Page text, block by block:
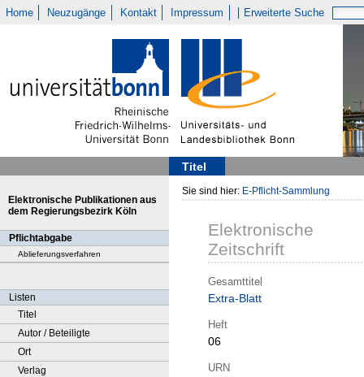
Home Neuzugänge Kontakt Impressum Erweiterte Suche
Titel
Elektronische Publikationen aus
dem Regierungsbezirk Köln
Pflichtabgabe
Ablieferungsverfahren
Listen
Titel
Autor / Beteiligte
Ort
Verlag
Sie sind hier: E-Pflicht-Sammlung
Elektronische
Zeitschrift
Gesamttitel
Extra-Blatt
Heft
06
URN